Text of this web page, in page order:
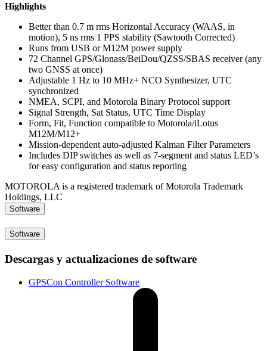
Highlights
Better than 0.7 m rms Horizontal Accuracy (WAAS, in
motion), 5 ns rms 1 PPS stability (Sawtooth Corrected)
Runs from USB or M12M power supply
72 Channel GPS/Glonass/BeiDou/QZSS/SBAS receiver (any
two GNSS at once)
Adjustable 1 Hz to 10 MHz+ NCO Synthesizer, UTC
synchronized
NMEA, SCPI, and Motorola Binary Protocol support
Signal Strength, Sat Status, UTC Time Display
Form, Fit, Function compatible to Motorola/iLotus
M12M/M12+
Mission-dependent auto-adjusted Kalman Filter Parameters
Includes DIP switches as well as 7-segment and status LED’s
for easy configuration and status reporting
MOTOROLA is a registered trademark of Motorola Trademark
Holdings, LLC
Software
Software
Descargas y actualizaciones de software
GPSCon Controller Software